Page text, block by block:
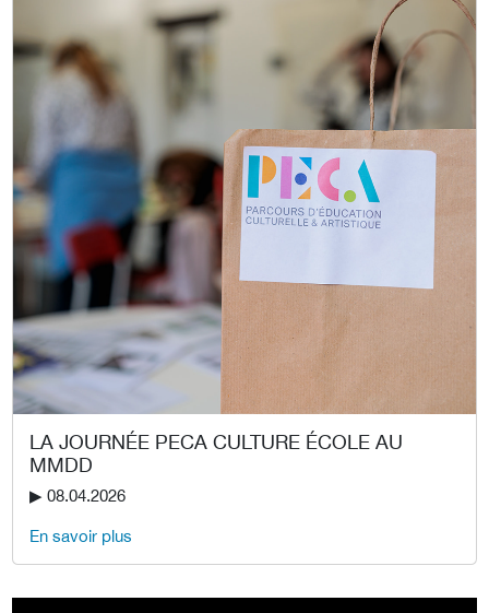
LA JOURNÉE PECA CULTURE ÉCOLE AU
MMDD
▶︎ 08.04.2026
En savoir plus